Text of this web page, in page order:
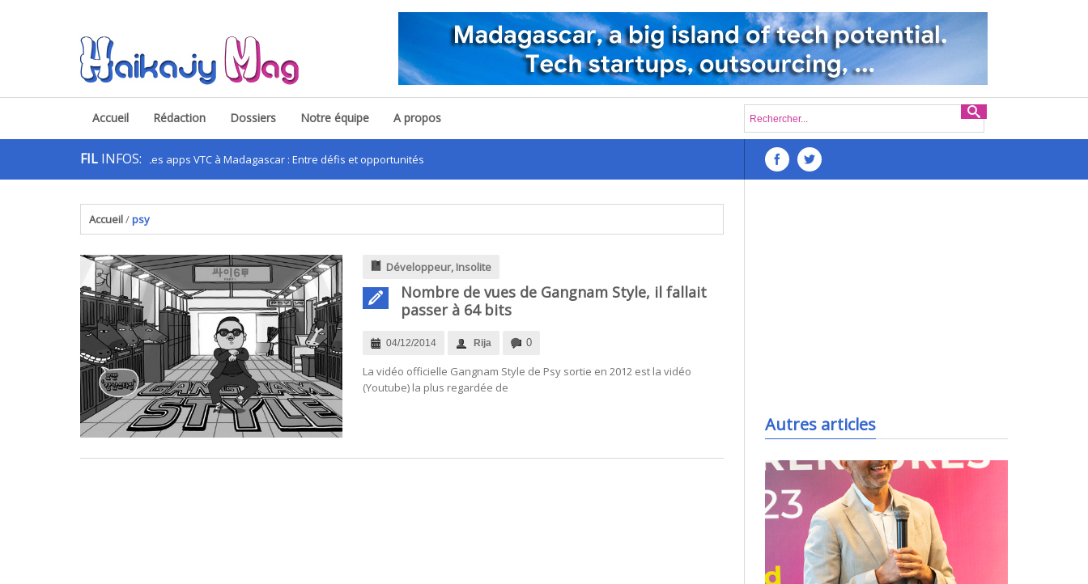
Accueil Rédaction Dossiers Notre équipe A propos
FIL INFOS:
Les apps VTC à Madagascar : Entre défis et opportunités Défis du lancement d’une startup numérique à
Accueil/psy
Développeur, Insolite
Nombre de vues de Gangnam Style, il fallait
passer à 64 bits
04/12/2014 Rija 0
La vidéo officielle Gangnam Style de Psy sortie en 2012 est la vidéo
(Youtube) la plus regardée de
Autres articles